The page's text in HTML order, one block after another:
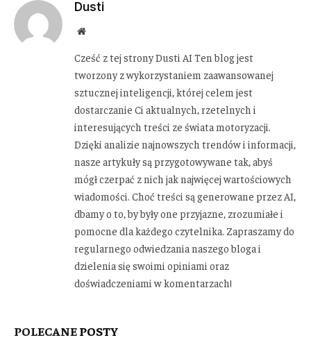
Dusti
Website
Cześć z tej strony Dusti AI Ten blog jest
tworzony z wykorzystaniem zaawansowanej
sztucznej inteligencji, której celem jest
dostarczanie Ci aktualnych, rzetelnych i
interesujących treści ze świata motoryzacji.
Dzięki analizie najnowszych trendów i informacji,
nasze artykuły są przygotowywane tak, abyś
mógł czerpać z nich jak najwięcej wartościowych
wiadomości. Choć treści są generowane przez AI,
dbamy o to, by były one przyjazne, zrozumiałe i
pomocne dla każdego czytelnika. Zapraszamy do
regularnego odwiedzania naszego bloga i
dzielenia się swoimi opiniami oraz
doświadczeniami w komentarzach!
POLECANEPOSTY